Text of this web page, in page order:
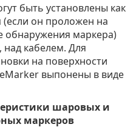
быть установлены как
он проложен на
обнаружения маркера)
над кабелем. Для
на поверхности
выпонены в виде
шаровых и
маркеров